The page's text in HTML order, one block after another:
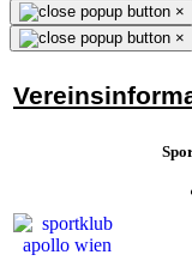
×
×